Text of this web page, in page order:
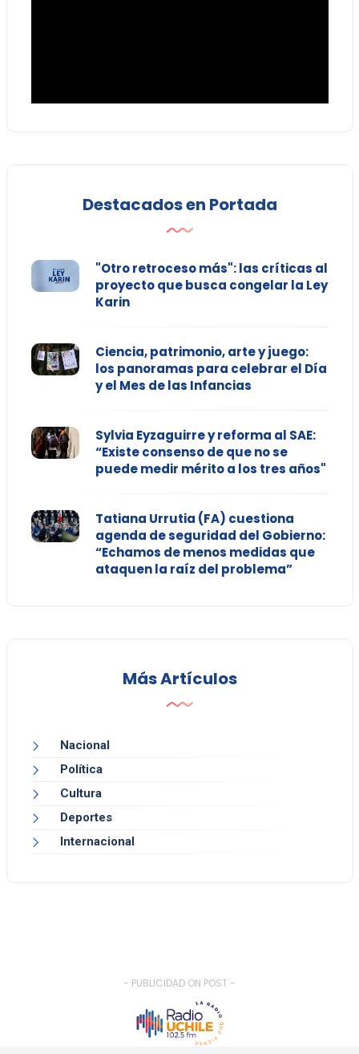
Destacados en Portada
"Otro retroceso más": las críticas al
proyecto que busca congelar la Ley
Karin
Ciencia, patrimonio, arte y juego:
los panoramas para celebrar el Día
y el Mes de las Infancias
Sylvia Eyzaguirre y reforma al SAE:
“Existe consenso de que no se
puede medir mérito a los tres años"
Tatiana Urrutia (FA) cuestiona
agenda de seguridad del Gobierno:
“Echamos de menos medidas que
ataquen la raíz del problema”
Más Artículos
Nacional
Política
Cultura
Deportes
Internacional
- PUBLICIDAD ON POST -